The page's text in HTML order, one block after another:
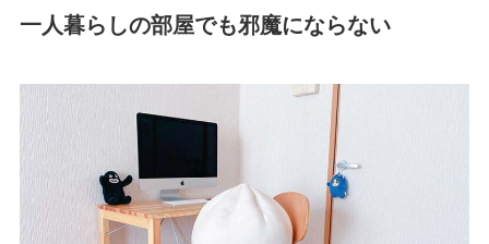
一人暮らしの部屋でも邪魔にならない